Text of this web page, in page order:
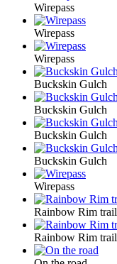
Wirepass
Wirepass
Wirepass
Buckskin Gulch
Buckskin Gulch
Buckskin Gulch
Buckskin Gulch
Wirepass
Rainbow Rim trail
Rainbow Rim trail